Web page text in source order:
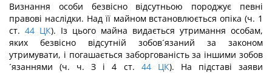
Визнання особи безвісно відсутньою породжує певні
правові наслідки. Над її майном встановлюється опіка (ч. 1
ст. 44 ЦК). Із цього майна видається утримання особам,
яких безвісно відсутній зобов´язаний за законом
утримувати, і погашається заборгованість за іншими зобов
´язаннями (ч. ч. З і 4 ст. 44 ЦК). На підставі заяви